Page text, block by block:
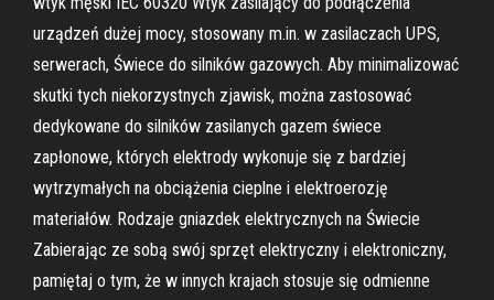
urządzeń dużej mocy, stosowany m.in. w zasilaczach UPS,
serwerach, Świece do silników gazowych. Aby minimalizować
skutki tych niekorzystnych zjawisk, można zastosować
dedykowane do silników zasilanych gazem świece
zapłonowe, których elektrody wykonuje się z bardziej
wytrzymałych na obciążenia cieplne i elektroerozję
materiałów. Rodzaje gniazdek elektrycznych na Świecie
Zabierając ze sobą swój sprzęt elektryczny i elektroniczny,
pamiętaj o tym, że w innych krajach stosuje się odmienne